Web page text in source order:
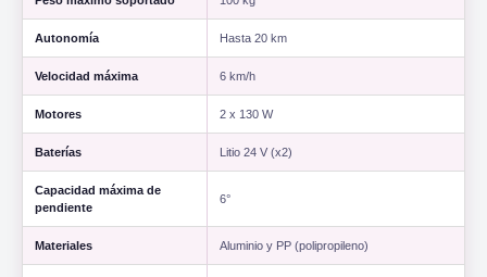
Autonomía Hasta 20 km
Velocidad máxima 6 km/h
Motores 2 x 130 W
Baterías Litio 24 V (x2)
Capacidad máxima de
pendiente
6°
Materiales Aluminio y PP (polipropileno)